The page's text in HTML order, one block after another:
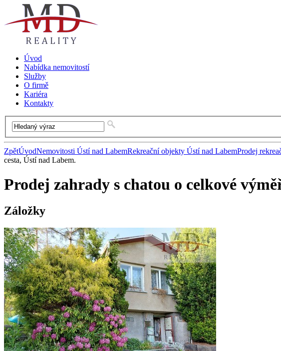
Úvod
Nabídka nemovitostí
Služby
O firmě
Kariéra
Kontakty
ZpětÚvodNemovitosti Ústí nad LabemRekreační objekty Ústí nad LabemProdej
cesta, Ústí nad Labem.
Prodej zahrady s chatou o celkové
Záložky